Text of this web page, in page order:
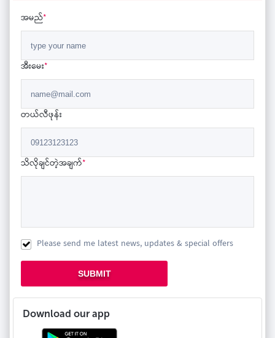
အမည်*
အီးမေး*
တယ်လီဖုန်း
သိလိုချင်တဲ့အချက်*
Please send me latest news, updates & special offers
SUBMIT
Download our app